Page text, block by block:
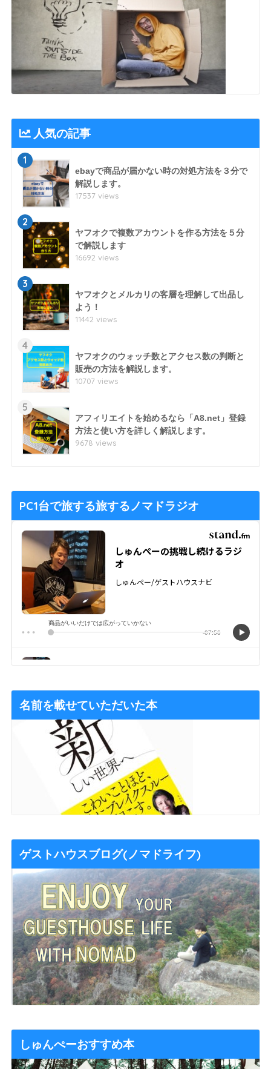
人気の記事
1
ebayで商品が届かない時の対処方法を３分で
解説します。
17537 views
2
ヤフオクで複数アカウントを作る方法を５分
で解説します
16692 views
3
ヤフオクとメルカリの客層を理解して出品し
よう！
11442 views
4
ヤフオクのウォッチ数とアクセス数の判断と
販売の方法を解説します。
10707 views
5
アフィリエイトを始めるなら「A8.net」登録
方法と使い方を詳しく解説します。
9678 views
PC1台で旅する旅するノマドラジオ
名前を載せていただいた本
ゲストハウスブログ(ノマドライフ)
しゅんぺーおすすめ本